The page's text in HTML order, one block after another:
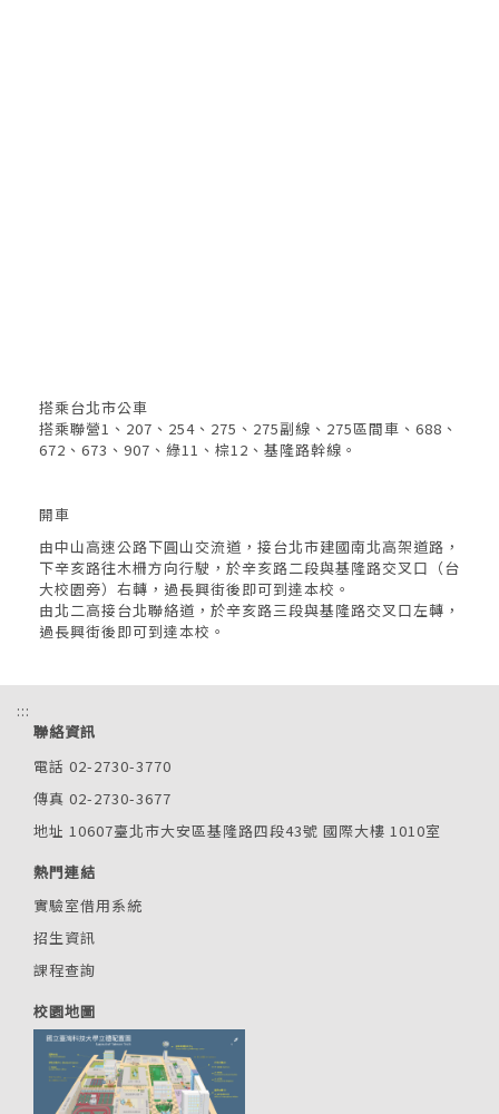
搭乘台北市公車
搭乘聯營1、207、254、275、275副線、275區間車、688、
672、673、907、綠11、棕12、基隆路幹線。
開車
由中山高速公路下圓山交流道，接台北市建國南北高架道路，
下辛亥路往木柵方向行駛，於辛亥路二段與基隆路交叉口（台
大校園旁）右轉，過長興街後即可到達本校。
由北二高接台北聯絡道，於辛亥路三段與基隆路交叉口左轉，
過長興街後即可到達本校。
:::
聯絡資訊
電話 02-2730-3770
傳真 02-2730-3677
地址 10607臺北市大安區基隆路四段43號 國際大樓 1010室
熱門連結
實驗室借用系統
招生資訊
課程查詢
校園地圖